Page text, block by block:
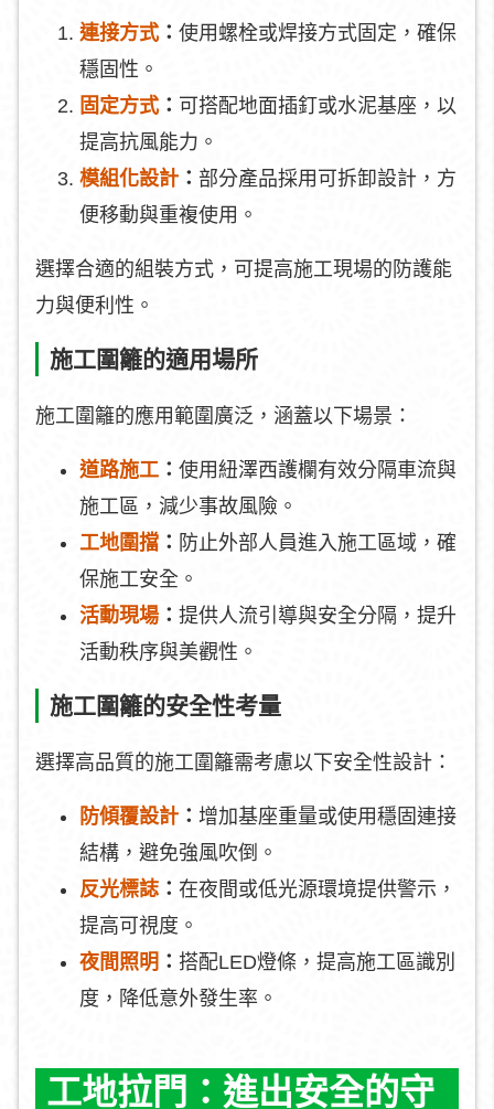
連接方式： 使用螺栓或焊接方式固定，確保
穩固性。
固定方式： 可搭配地面插釘或水泥基座，以
提高抗風能力。
模組化設計 ： 部分產品採用可拆卸設計，方
便移動與重複使用。
選擇合適的組裝方式，可提高施工現場的防護能
力與便利性。
施工圍籬的適用場所
施工圍籬的應用範圍廣泛，涵蓋以下場景：
道路施工 ： 使用紐澤西護欄有效分隔車流與
施工區，減少事故風險。
工地圍擋 ： 防止外部人員進入施工區域，確
保施工安全。
活動現場 ： 提供人流引導與安全分隔，提升
活動秩序與美觀性。
施工圍籬的安全性考量
選擇高品質的施工圍籬需考慮以下安全性設計：
防傾覆設計 ： 增加基座重量或使用穩固連接
結構，避免強風吹倒。
反光標誌 ： 在夜間或低光源環境提供警示，
提高可視度。
夜間照明 ： 搭配LED燈條，提高施工區識別
度，降低意外發生率。
工地拉門：進出安全的守